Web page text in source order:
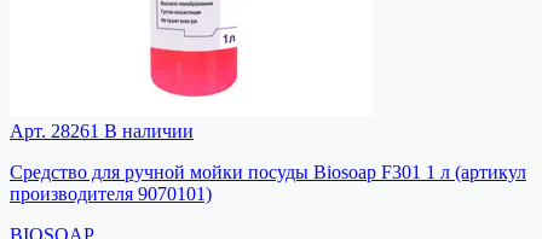
Арт. 28261 В наличии
Средство для ручной мойки посуды Biosoap F301 1 л (артикул
производителя 9070101)
BIOSOAP